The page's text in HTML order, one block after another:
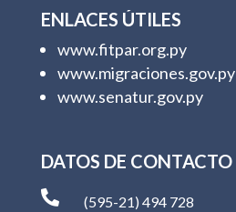
ENLACES ÚTILES
www.fitpar.org.py
www.migraciones.gov.py
www.senatur.gov.py
DATOS DE CONTACTO
 (595-21) 494 728